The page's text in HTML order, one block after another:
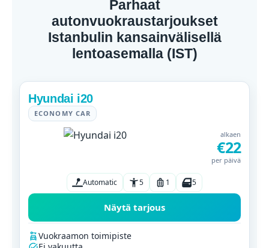
Parhaat
autonvuokraustarjoukset
Istanbulin kansainvälisellä
lentoasemalla (IST)
Hyundai i20
ECONOMY CAR
alkaen
€22
per päivä
Automatic 5 1 5
Näytä tarjous
Vuokraamon toimipiste